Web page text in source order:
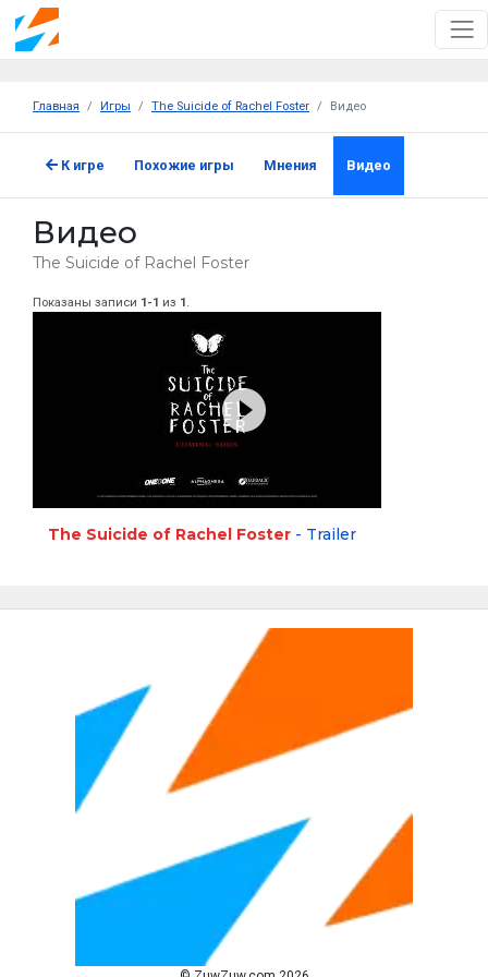
Главная Игры The Suicide of Rachel Foster Видео
К игре Похожие игры Мнения Видео
Видео
The Suicide of Rachel Foster
Показаны записи 1-1 из 1.
The Suicide of Rachel Foster - Trailer